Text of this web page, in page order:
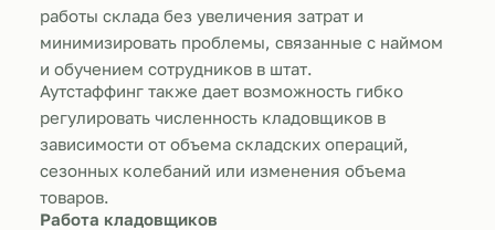
работы склада без увеличения затрат и
минимизировать проблемы, связанные с наймом
и обучением сотрудников в штат.
Аутстаффинг также дает возможность гибко
регулировать численность кладовщиков в
зависимости от объема складских операций,
сезонных колебаний или изменения объема
товаров.
Работа кладовщиков